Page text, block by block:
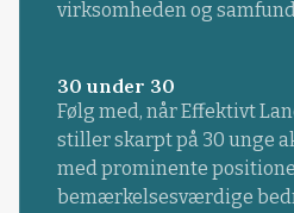
virksomheden og
30 under 30
Følg med, når Effektivt
stiller skarpt på 30 unge
med prominente
bemærkelsesværdige